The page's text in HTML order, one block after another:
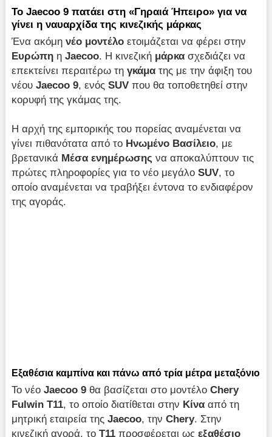
Το Jaecoo 9 πατάει στη «Γηραιά Ήπειρο» για να
γίνει η ναυαρχίδα της κινεζικής μάρκας
Ένα ακόμηνέο μοντέλο ετοιμάζεται να φέρει στην
Ευρώπη ηJaecoo. Η κινεζική μάρκα σχεδιάζει να
επεκτείνει περαιτέρω τηγκάμα της με την άφιξη του
νέουJaecoo 9, ενόςSUV που θα τοποθετηθεί στην
κορυφή της γκάμας της.
Η αρχή της εμπορικής του πορείας αναμένεται να
γίνει πιθανότατα από το Ηνωμένο Βασίλειο, με
βρετανικά Μέσα ενημέρωσης να αποκαλύπτουν τις
πρώτες πληροφορίες για το νέο μεγάλοSUV, το
οποίο αναμένεται να τραβήξει έντονα το ενδιαφέρον
της αγοράς.
Εξαθέσια καμπίνα και πάνω από τρία μέτρα μεταξόνιο
Το νέοJaecoo 9 θα βασίζεται στο μοντέλοChery
Fulwin T11, το οποίο διατίθεται στην Κίνα από τη
μητρική εταιρεία τηςJaecoo, τηνChery. Στην
κινεζική αγορά, τοT11 προσφέρεται ωςεξαθέσιο